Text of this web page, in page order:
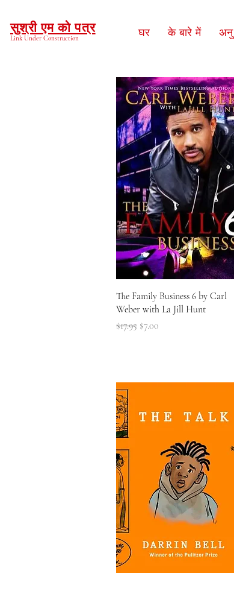
सुश्री एम को पत्र
Link Under Construction घर के बारे में अनु
त्वरित दृश्य
The Family Business 6 by Carl
Weber with La Jill Hunt
नियमित मूल्य
$17.95 बिक्री मूल्य
$7.00